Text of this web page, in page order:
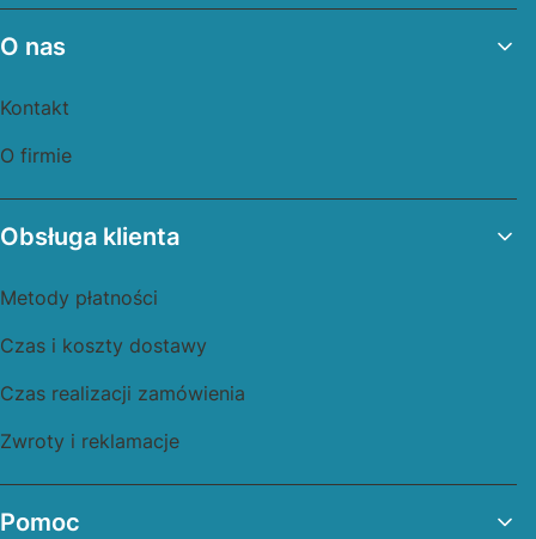
Linki w stopce
O nas
Kontakt
O firmie
Obsługa klienta
Metody płatności
Czas i koszty dostawy
Czas realizacji zamówienia
Zwroty i reklamacje
Pomoc